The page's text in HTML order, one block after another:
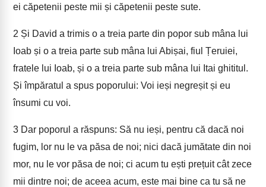
ei căpetenii peste mii și căpetenii peste sute.
2 Și David a trimis o a treia parte din popor sub mâna lui
Ioab și o a treia parte sub mâna lui Abișai, fiul Țeruiei,
fratele lui Ioab, și o a treia parte sub mâna lui Itai ghititul.
Și împăratul a spus poporului: Voi ieși negreșit și eu
însumi cu voi.
3 Dar poporul a răspuns: Să nu ieși, pentru că dacă noi
fugim, lor nu le va păsa de noi; nici dacă jumătate din noi
mor, nu le vor păsa de noi; ci acum tu ești prețuit cât zece
mii dintre noi; de aceea acum, este mai bine ca tu să ne